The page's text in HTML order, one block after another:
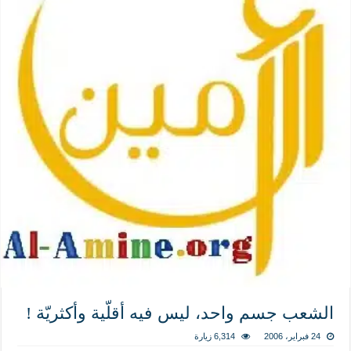
علاقات المذاهب والأديان لا يجوز أن تكون على حساب الأوطان
لن تحمينا مذاهبنا ولا طوائفنا ولا أحزابنا ولا جماعاتنا، بل الإنصهار الوطني والدولة
المذاهب ليست قدرًا لا يمكن تجاوزه
ليست المنفعة تأتي من إسلامية النّظام كما لا تأتي المضرة من مسيحية النظام
المتهاون بوطنه متهاون بدينه حتماً
نسج العلاقة مع الآخر تكون من خلال منظومة القيم و المبادئ الانسانية التي تجعل
الشعب جسم واحد، ليس فيه أقلّية وأكثريّة !
24 فبراير، 2006 6,314 زيارة